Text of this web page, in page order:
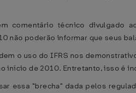
comentário técnico divulgado
não poderão informar que seus
o uso do IFRS nos
início de 2010. Entretanto, isso é
essa "brecha" dada pelos